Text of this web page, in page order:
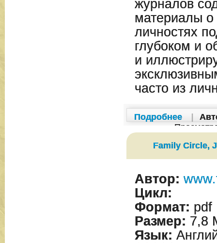
журналов
материалы о
личностях
глубоком и
и
часто из
Подробнее
Family Circle,
Автор:
Цикл:
Формат: pdf
Размер: 7,8
Язык: